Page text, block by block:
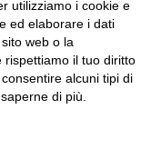
utilizziamo i cookie e
ed elaborare i dati
web o la
rispettiamo il tuo diritto
alcuni tipi di
di più.